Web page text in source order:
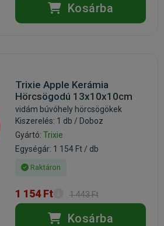
Kosárba
Trixie Apple Kerámia
Hörcsögodú 13x10x10cm
vidám búvóhely hörcsögökek
Kiszerelés: 1 db / Doboz
Gyártó: Trixie
Egységár: 1 154 Ft / db
Raktáron
1 154 Ft 1 443 Ft
Kosárba